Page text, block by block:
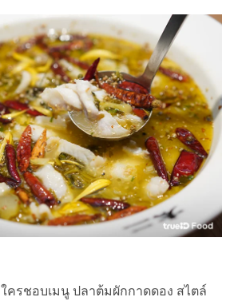
ใครชอบเมนู ปลาต้มผักกาดดอง สไตล์